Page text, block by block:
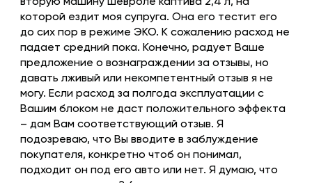
которой ездит моя супруга. Она его тестит его
до сих пор в режиме ЭКО. К сожалению расход не
падает средний пока. Конечно, радует Ваше
предложение о вознаграждении за отзывы, но
давать лживый или некомпетентный отзыв я не
могу. Если расход за полгода эксплуатации с
Вашим блоком не даст положительного эффекта
– дам Вам соответствующий отзыв. Я
подозреваю, что Вы вводите в заблуждение
покупателя, конкретно чтоб он понимал,
подходит он под его авто или нет. Я думаю, что